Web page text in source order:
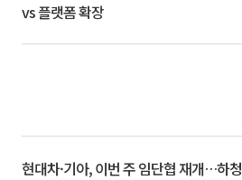
vs 플랫폼 확장
현대차·기아, 이번 주 임단협 재개…하청